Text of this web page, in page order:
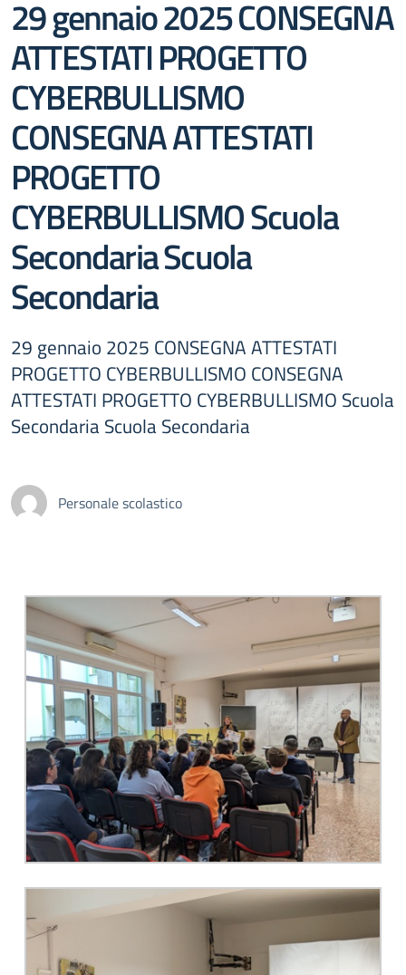
29 gennaio 2025 CONSEGNA
ATTESTATI PROGETTO
CYBERBULLISMO
CONSEGNA ATTESTATI
PROGETTO
CYBERBULLISMO Scuola
Secondaria Scuola
Secondaria
29 gennaio 2025 CONSEGNA ATTESTATI
PROGETTO CYBERBULLISMO CONSEGNA
ATTESTATI PROGETTO CYBERBULLISMO Scuola
Secondaria Scuola Secondaria
Personale scolastico